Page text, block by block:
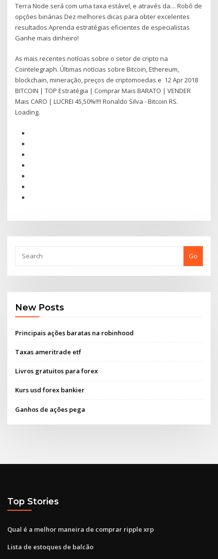
Terra Node será com uma taxa estável, e através da… Robô de
opções binárias Dez melhores dicas para obter excelentes
resultados Aprenda estratégias eficientes de especialistas
Ganhe mais dinheiro!
As mais recentes notícias sobre o setor de cripto na
Cointelegraph. Últimas notícias sobre Bitcoin, Ethereum,
blockchain, mineração, preços de criptomoedas e 12 Apr 2018
BITCOIN | TOP Estratégia | Comprar Mais BARATO | VENDER
Mais CARO | LUCREI 45,50%!!!! Ronaldo Silva - Bitcoin RS.
Loading.
Go
New Posts
Principais ações baratas na robinhood
Taxas ameritrade etf
Livros gratuitos para forex
Kurs usd forex bankier
Ganhos de ações pega
Top Stories
Qual é a melhor maneira de comprar ripple xrp
Lista de estoques de balcão